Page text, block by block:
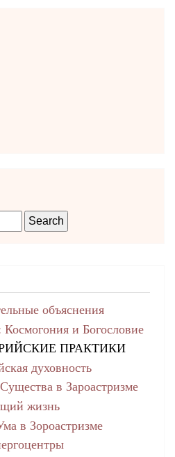
объяснения
и Богословие
ПРАКТИКИ
духовность
в Зароастризме
жизнь
в Зороастризме